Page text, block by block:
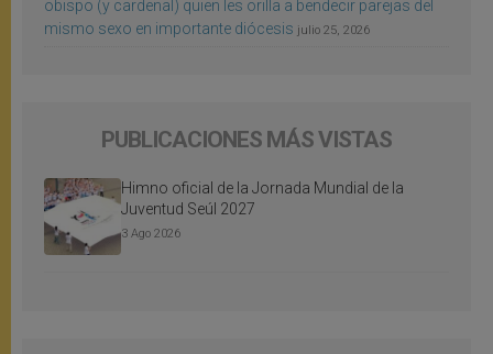
obispo (y cardenal) quien les orilla a bendecir parejas del
mismo sexo en importante diócesis julio 25, 2026
PUBLICACIONES MÁS VISTAS
Himno oficial de la Jornada Mundial de la
Juventud Seúl 2027
3 Ago 2026